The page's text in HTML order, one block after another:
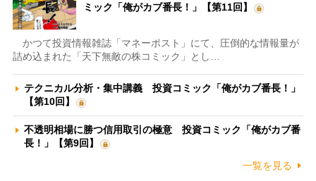
ミック「俺がカブ番長！」【第11回】
かつて投資情報雑誌「マネーポスト」にて、圧倒的な情報量が
詰め込まれた「天下無敵の株コミック」とし…
テクニカル分析・集中講義 投資コミック「俺がカブ番長！」
【第10回】
不透明相場に勝つ信用取引の極意 投資コミック「俺がカブ番
長！」【第9回】
一覧を見る